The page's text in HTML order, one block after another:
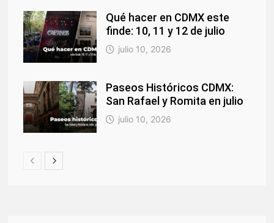
Qué hacer en CDMX este
finde: 10, 11 y 12 de julio
julio 10, 2026
Paseos Históricos CDMX:
San Rafael y Romita en julio
julio 10, 2026